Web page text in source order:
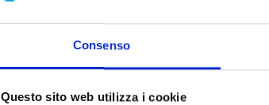
Consenso
Questo sito web utilizza i cookie